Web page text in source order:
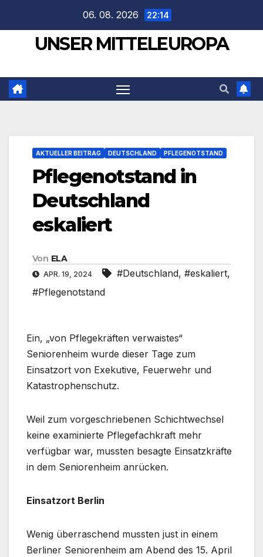
springen
06. 08. 2026 22:14
UNSER MITTELEUROPA
AKTUELLER BEITRAG DEUTSCHLAND PFLEGENOTSTAND
Pflegenotstand in
Deutschland
eskaliert
Von ELA
APR. 19, 2024 #Deutschland, #eskaliert,
#Pflegenotstand
Ein, „von Pflegekräften verwaistes“
Seniorenheim wurde dieser Tage zum
Einsatzort von Exekutive, Feuerwehr und
Katastrophenschutz.
Weil zum vorgeschriebenen Schichtwechsel
keine examinierte Pflegefachkraft mehr
verfügbar war, mussten besagte Einsatzkräfte
in dem Seniorenheim anrücken.
Einsatzort Berlin
Wenig überraschend mussten just in einem
Berliner Seniorenheim am Abend des 15. April